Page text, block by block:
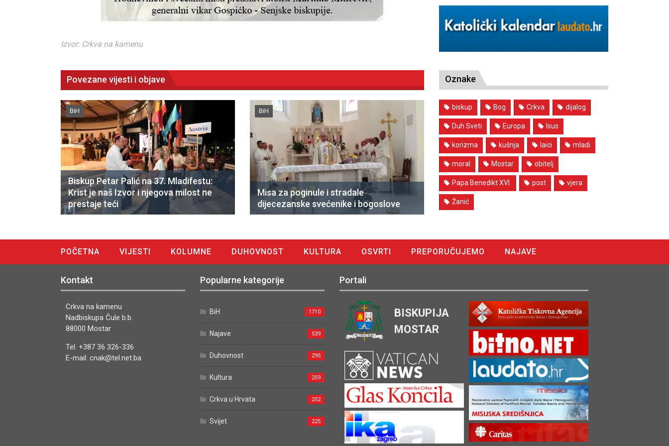
Izvor: Crkva na kamenu
Povezane vijesti i objave
BiH
Biskup Petar Palić na 37. Mladifestu:
Krist je naš Izvor i njegova milost ne
prestaje teći
BiH
Misa za poginule i stradale
dijecezanske svećenike i bogoslove
Oznake
biskup Bog Crkva dijalog
Duh Sveti Europa Isus
korizma kušnja laici mladi
moral Mostar obitelj
Papa Benedikt XVI. post vjera
Žanić
POČETNA VIJESTI KOLUMNE DUHOVNOST KULTURA OSVRTI PREPORUČUJEMO
NAJAVE
Kontakt
Crkva na kamenu
Nadbiskupa Čule b.b.
88000 Mostar
Tel. +387 36 326-336
E-mail: cnak@tel.net.ba
Popularne kategorije
BiH 1710
Najave 539
Duhovnost 295
Kultura 259
Crkva u Hrvata 252
Svijet 225
Portali
BISKUPIJA
MOSTAR